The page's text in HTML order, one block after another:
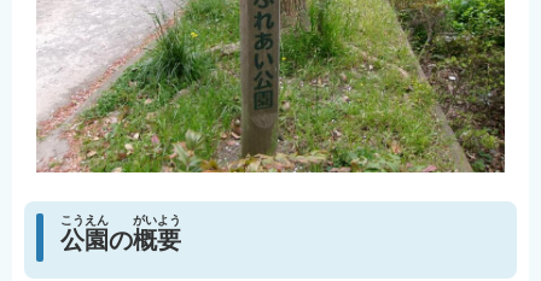
公園
こうえん
の概要
がいよう